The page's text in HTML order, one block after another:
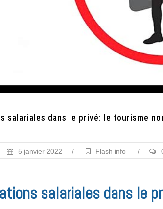
salariales dans le privé: le tourisme
5 janvier 2022 / Flash info /
salariales dans le